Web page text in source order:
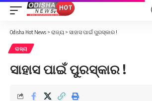
Odisha Hot News > ରାଜ୍ୟ > ସାହାସ ପାଇଁ ପୁରସ୍କାର !
ରାଜ୍ୟ
ସାହାସ ପାଇଁ ପୁରସ୍କାର !